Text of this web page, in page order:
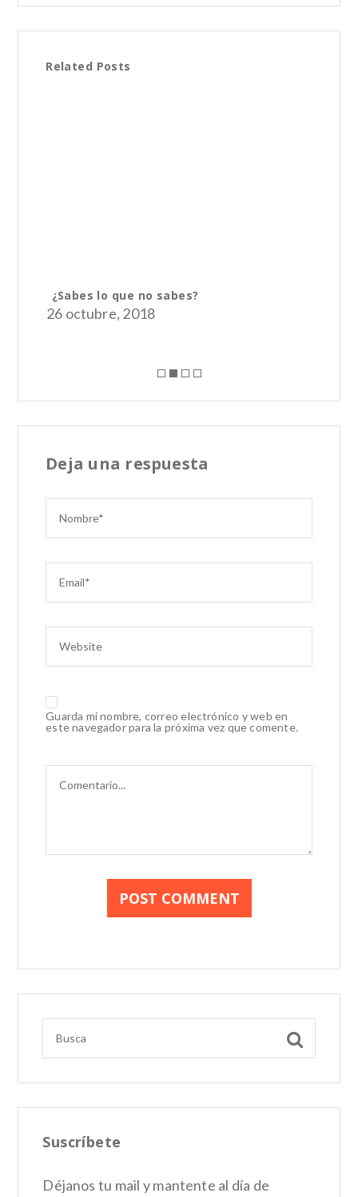
Related Posts
¿Sabes lo que no sabes?
26 octubre, 2018
Deja una respuesta
Guarda mi nombre, correo electrónico y web en
este navegador para la próxima vez que comente.
Suscríbete
Déjanos tu mail y mantente al día de